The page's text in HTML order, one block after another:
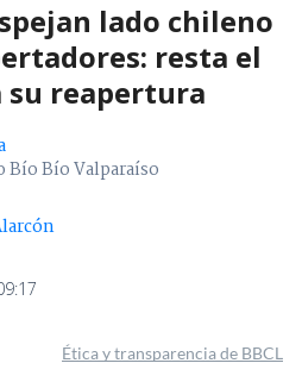
lado chileno
resta el
reapertura
Bío Bío Valparaíso
Ética y transparencia de BBCL